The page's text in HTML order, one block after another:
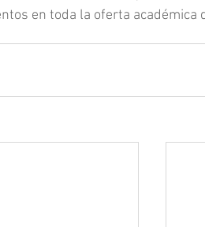
en toda la oferta académica